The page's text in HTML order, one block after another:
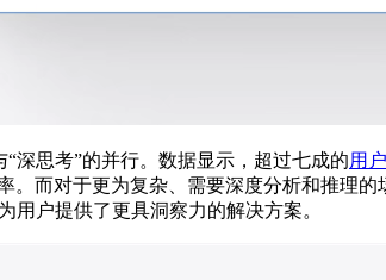
“深思考”的并行。数据显示，超过七成的用户
而对于更为复杂、需要深度分析和推理
户提供了更具洞察力的解决方案。